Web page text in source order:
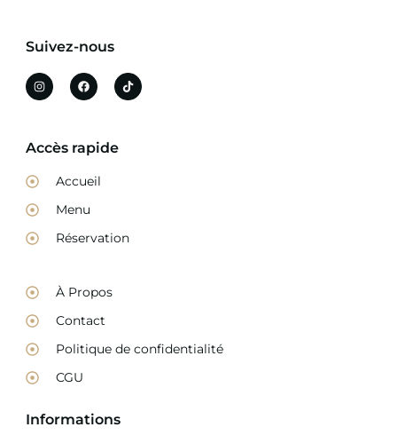
Suivez-nous
Accès rapide
Accueil
Menu
Réservation
À Propos
Contact
Politique de confidentialité
CGU
Informations